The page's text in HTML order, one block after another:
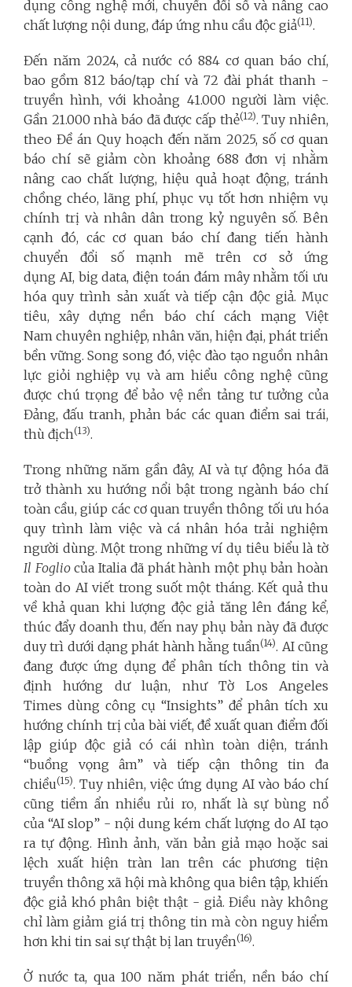
dụng công nghệ mới, chuyển đổi số và nâng cao
chất lượng nội dung, đáp ứng nhu cầu độc giả(11).
Đến năm 2024, cả nước có 884 cơ quan báo chí,
bao gồm 812 báo/tạp chí và 72 đài phát thanh -
truyền hình, với khoảng 41.000 người làm việc.
Gần 21.000 nhà báo đã được cấp thẻ(12). Tuy nhiên,
theo Đề án Quy hoạch đến năm 2025, số cơ quan
báo chí sẽ giảm còn khoảng 688 đơn vị nhằm
nâng cao chất lượng, hiệu quả hoạt động, tránh
chồng chéo, lãng phí, phục vụ tốt hơn nhiệm vụ
chính trị và nhân dân trong kỷ nguyên số. Bên
cạnh đó, các cơ quan báo chí đang tiến hành
chuyển đổi số mạnh mẽ trên cơ sở ứng
dụng AI, big data, điện toán đám mây nhằm tối ưu
hóa quy trình sản xuất và tiếp cận độc giả. Mục
tiêu, xây dựng nền báo chí cách mạng Việt
Nam chuyên nghiệp, nhân văn, hiện đại, phát triển
bền vững. Song song đó, việc đào tạo nguồn nhân
lực giỏi nghiệp vụ và am hiểu công nghệ cũng
được chú trọng để bảo vệ nền tảng tư tưởng của
Đảng, đấu tranh, phản bác các quan điểm sai trái,
thù địch(13).
Trong những năm gần đây, AI và tự động hóa đã
trở thành xu hướng nổi bật trong ngành báo chí
toàn cầu, giúp các cơ quan truyền thông tối ưu hóa
quy trình làm việc và cá nhân hóa trải nghiệm
người dùng. Một trong những ví dụ tiêu biểu là tờ
Il Fogliocủa Italia đã phát hành một phụ bản hoàn
toàn do AI viết trong suốt một tháng. Kết quả thu
về khả quan khi lượng độc giả tăng lên đáng kể,
thúc đẩy doanh thu, đến nay phụ bản này đã được
duy trì dưới dạng phát hành hằng tuần(14). AI cũng
đang được ứng dụng để phân tích thông tin và
định hướng dư luận, như Tờ Los Angeles
Times dùng công cụ “Insights” để phân tích xu
hướng chính trị của bài viết, đề xuất quan điểm đối
lập giúp độc giả có cái nhìn toàn diện, tránh
“buồng vọng âm” và tiếp cận thông tin đa
chiều(15). Tuy nhiên, việc ứng dụng AI vào báo chí
cũng tiềm ẩn nhiều rủi ro, nhất là sự bùng nổ
của “AI slop” - nội dung kém chất lượng do AI tạo
ra tự động. Hình ảnh, văn bản giả mạo hoặc sai
lệch xuất hiện tràn lan trên các phương tiện
truyền thông xã hội mà không qua biên tập, khiến
độc giả khó phân biệt thật - giả. Điều này không
chỉ làm giảm giá trị thông tin mà còn nguy hiểm
hơn khi tin sai sự thật bị lan truyền(16).
Ở nước ta, qua 100 năm phát triển, nền báo chí